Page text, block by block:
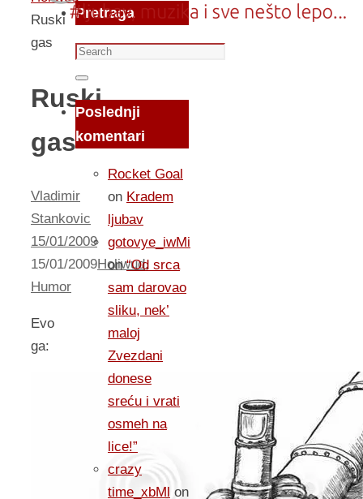
Ruski
gas
Ruski
gas
Vladimir
Stankovic
15/01/2009
15/01/2009Holiwud,
Humor
Evo
ga:
Pretraga
Search
for:
Search
Poslednji
komentari
Rocket Goal
on Kradem
ljubav
gotovye_iwMi
on“Od srca
sam darovao
sliku, nek’
maloj
Zvezdani
donese
sreću i vrati
osmeh na
lice!”
crazy
time_xbMl on